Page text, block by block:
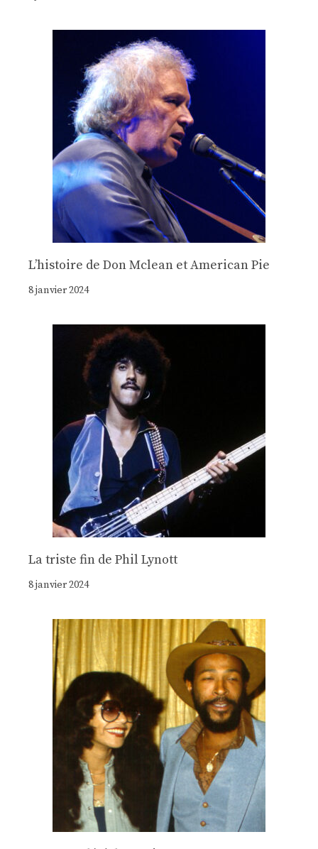
Lʼhistoire de Don Mclean et American Pie
8 janvier 2024
La triste fin de Phil Lynott
8 janvier 2024